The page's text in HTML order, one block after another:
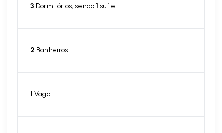
3 Dormitórios, sendo1 suíte
2 Banheiros
1 Vaga